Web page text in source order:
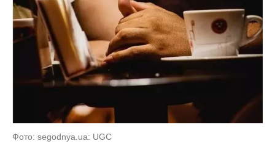
Фото: segodnya.ua: UGC